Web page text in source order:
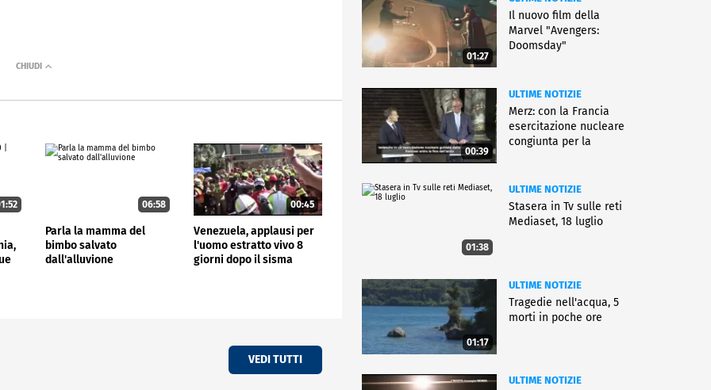
06:58
Parla la mamma del
bimbo salvato
dall'alluvione
00:45
Venezuela, applausi per
l'uomo estratto vivo 8
giorni dopo il sisma
VEDI TUTTI
01:27
Il nuovo film della
Marvel "Avengers:
Doomsday"
00:39
ULTIME NOTIZIE
Merz: con la Francia
esercitazione nucleare
congiunta per la
01:38
ULTIME NOTIZIE
Stasera in Tv sulle reti
Mediaset, 18 luglio
01:17
ULTIME NOTIZIE
Tragedie nell'acqua, 5
morti in poche ore
ULTIME NOTIZIE